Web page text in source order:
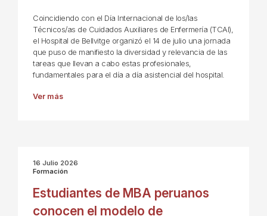
Coincidiendo con el Día Internacional de los/las
Técnicos/as de Cuidados Auxiliares de Enfermería (TCAI),
el Hospital de Bellvitge organizó el 14 de julio una jornada
que puso de manifiesto la diversidad y relevancia de las
tareas que llevan a cabo estas profesionales,
fundamentales para el día a día asistencial del hospital.
Ver más
16 Julio 2026
Formación
Estudiantes de MBA peruanos
conocen el modelo de